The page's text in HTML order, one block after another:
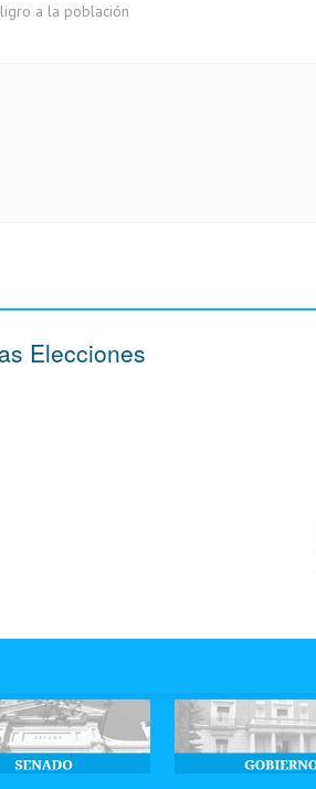
a la población
Elecciones